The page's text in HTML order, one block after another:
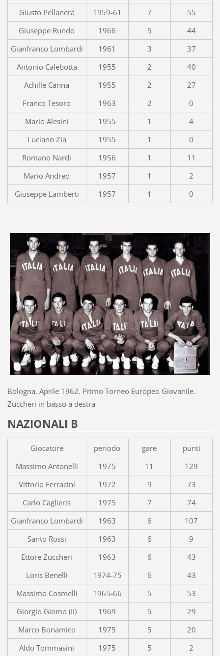
Giusto Pellanera
1959-61 7
55
Giuseppe Rundo
1966 5
44
Gianfranco Lombardi
1961 3
37
Antonio Calebotta
1955 2
40
Achille Canna
1955 2
27
Franco Tesoro
1963 2
0
Mario Alesini
1955 1
4
Luciano Zia
1955 1
0
Romano Nardi
1956 1
11
Mario Andreo
1957 1
2
Giuseppe Lamberti
1957 1 0
Bologna, Aprile 1962. Primo Torneo Europeo Giovanile.
Zuccheri in basso a destra
NAZIONALI B
Giocatore periodo gare
punti
Massimo Antonelli
1975 11
129
Vittorio Ferracini
1972 9
73
Carlo Caglieris
1975 7
74
Gianfranco Lombardi
1963 6
107
Santo Rossi
1963 6
9
Ettore Zuccheri
1963 6
43
Loris Benelli
1974-75 6
43
Massimo Cosmelli
1965-66 5
53
Giorgio Giomo (II)
1969 5
29
Marco Bonamico
1975 5
20
Aldo Tommasini
1975 5 2